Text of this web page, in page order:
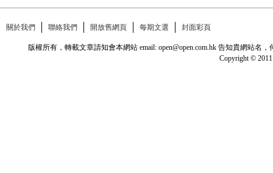
關於我們 聯絡我們 開放舊網頁 每期文選 封面彩頁
版權所有，轉載文章請知會本網站 email: open@open.com.hk 告知貴網站
Copyright © 2011